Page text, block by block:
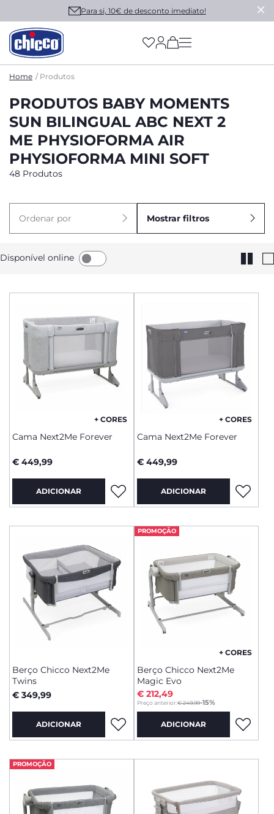
Para si, 10€ de desconto imediato!
(has more options
Home Produtos
PRODUTOS BABY MOMENTS
SUN BILINGUAL ABC NEXT 2
ME PHYSIOFORMA AIR
PHYSIOFORMA MINI SOFT
48 Produtos
Ordenar por Mostrar filtros
Disponível online
+ CORES
Cama Next2Me Forever
€ 449,99
ADICIONAR
+ CORES
Cama Next2Me Forever
€ 449,99
ADICIONAR
Berço Chicco Next2Me
Twins
€ 349,99
ADICIONAR
PROMOÇÃO
+ CORES
Berço Chicco Next2Me
Magic Evo
Preço anterior:€ 249,99-15%
to
€ 212,49
ADICIONAR
PROMOÇÃO